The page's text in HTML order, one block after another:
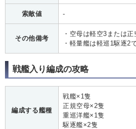
索敵値 -
その他備考
・空母は軽空3または正
・軽量艦は軽巡1駆逐2
戦艦入り編成の攻略
編成する艦種
戦艦×1隻
正規空母×2隻
重巡洋艦×1隻
駆逐艦×2隻